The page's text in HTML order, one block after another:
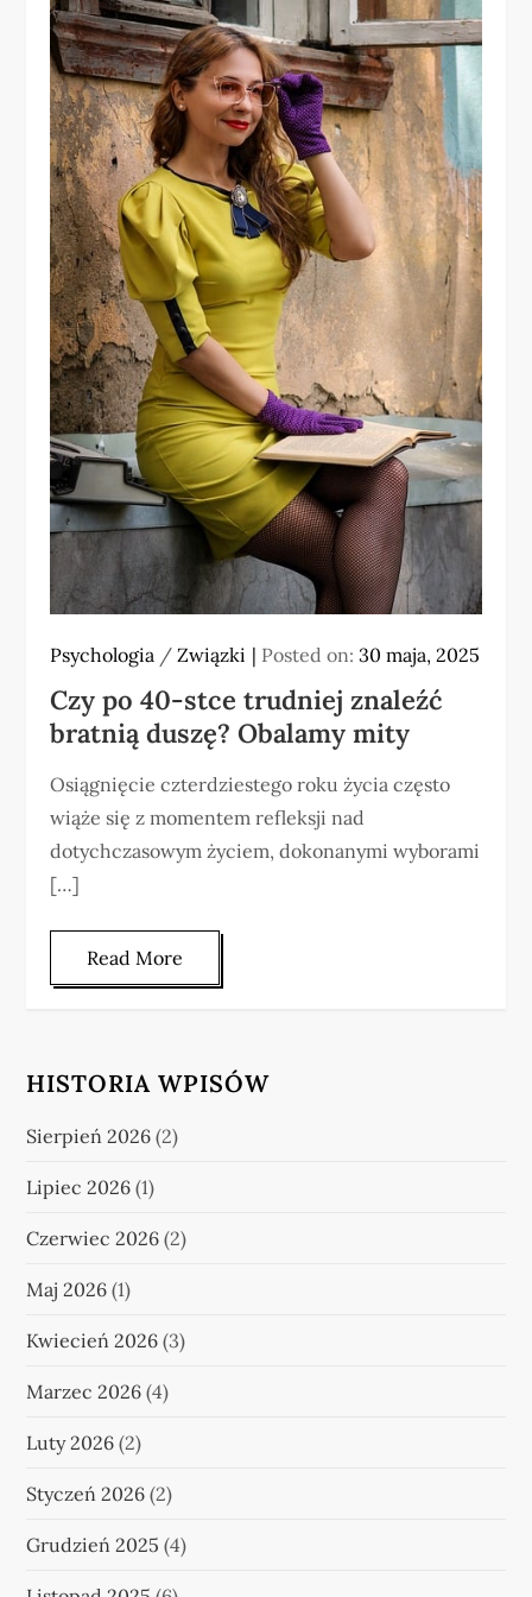
Psychologia /Związki Posted on:30 maja, 2025
Czy po 40-stce trudniej znaleźć
bratnią duszę? Obalamy mity
Osiągnięcie czterdziestego roku życia często
wiąże się z momentem refleksji nad
dotychczasowym życiem, dokonanymi wyborami
[…]
Read More
HISTORIA WPISÓW
Sierpień 2026 (2)
Lipiec 2026 (1)
Czerwiec 2026 (2)
Maj 2026 (1)
Kwiecień 2026 (3)
Marzec 2026 (4)
Luty 2026 (2)
Styczeń 2026 (2)
Grudzień 2025 (4)